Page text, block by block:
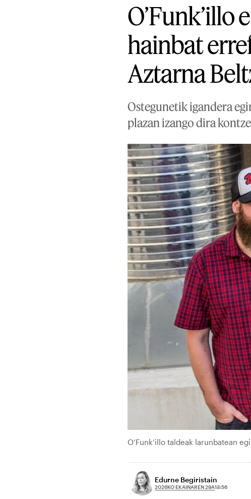
O’Funk’illo
hainbat
Aztarna
Ostegunetik igandera
plazan izango dira
O’Funk’illo taldeak larunbatean
Edurne Begiristain
2026KO EKAINAREN 29A13:56